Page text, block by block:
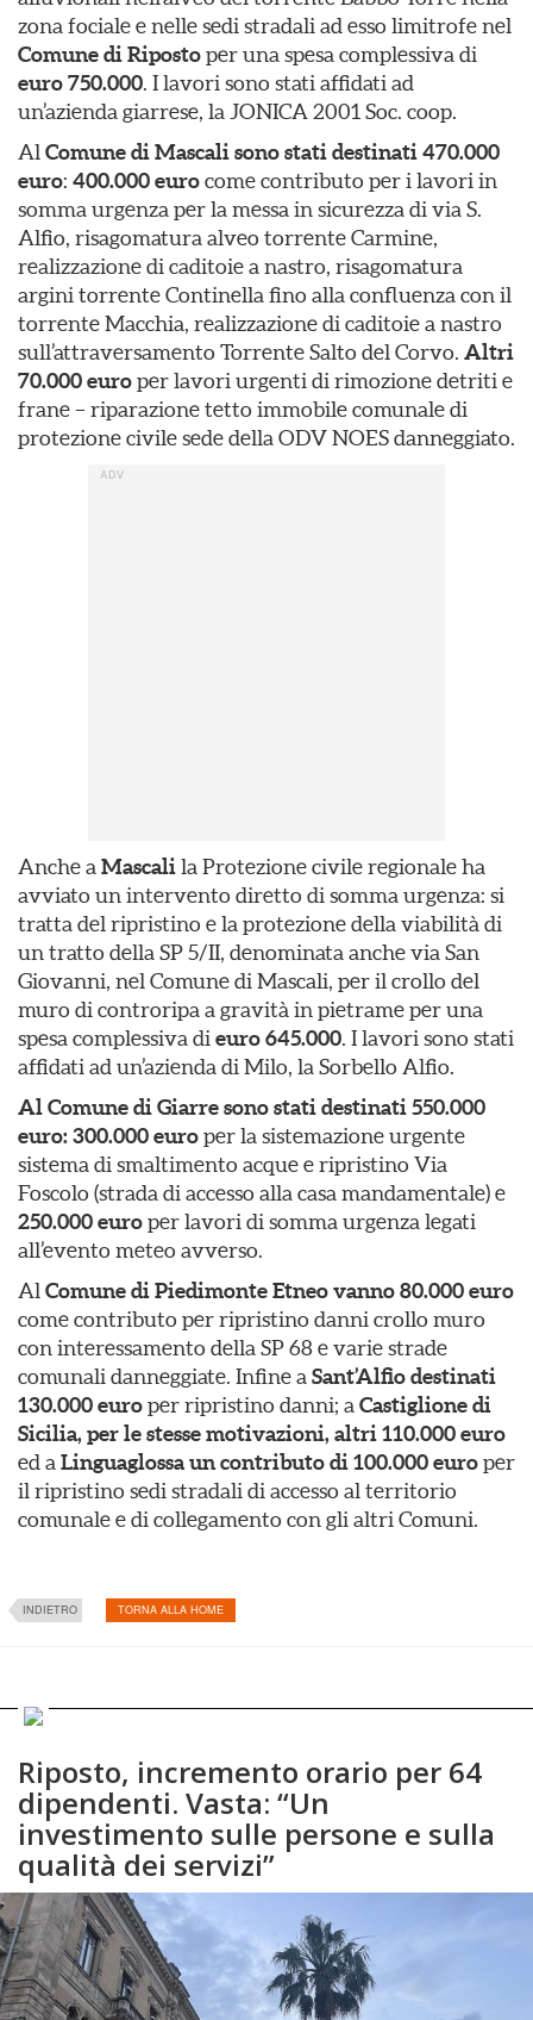
zona fociale e nelle sedi stradali ad esso limitrofe nel
Comune di Ripostoper una spesa complessiva di
euro 750.000. I lavori sono stati affidati ad
un’azienda giarrese, la JONICA 2001 Soc. coop.
Al Comune di Mascali sono stati destinati 470.000
euro: 400.000 eurocome contributo per i lavori in
somma urgenza per la messa in sicurezza di via S.
Alfio, risagomatura alveo torrente Carmine,
realizzazione di caditoie a nastro, risagomatura
argini torrente Continella fino alla confluenza con il
torrente Macchia, realizzazione di caditoie a nastro
sull’attraversamento Torrente Salto del Corvo. Altri
70.000europer lavori urgenti di rimozione detriti e
frane – riparazione tetto immobile comunale di
protezione civile sede della ODV NOES danneggiato.
Anche a Mascalila Protezione civile regionale ha
avviato un intervento diretto di somma urgenza: si
tratta del ripristino e la protezione della viabilità di
un tratto della SP 5/II, denominata anche via San
Giovanni, nel Comune di Mascali, per il crollo del
muro di controripa a gravità in pietrame per una
spesa complessiva di euro 645.000. I lavori sono stati
affidati ad un’azienda di Milo, la Sorbello Alfio.
Al Comune di Giarre sono stati destinati 550.000
euro: 300.000 europer la sistemazione urgente
sistema di smaltimento acque e ripristino Via
Foscolo (strada di accesso alla casa mandamentale) e
250.000 europer lavori di somma urgenza legati
all’evento meteo avverso.
Al Comune di Piedimonte Etneo vanno 80.000 euro
come contributo per ripristino danni crollo muro
con interessamento della SP 68 e varie strade
comunali danneggiate. Infine a Sant’Alfio destinati
130.000 europer ripristino danni; a Castiglione di
Sicilia, per le stesse motivazioni, altri 110.000 euro
ed a Linguaglossa un contributo di 100.000 europer
il ripristino sedi stradali di accesso al territorio
comunale e di collegamento con gli altri Comuni.
INDIETRO TORNA ALLA HOME
Riposto, incremento orario per 64
dipendenti. Vasta: “Un
investimento sulle persone e sulla
qualità dei servizi”